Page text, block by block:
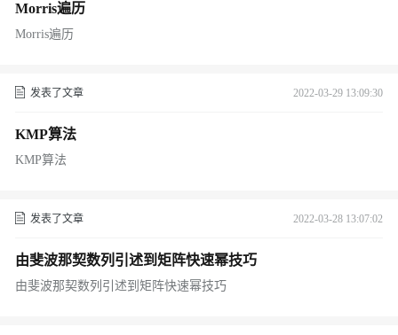
Morris遍历
Morris遍历
发表了文章 2022-03-29 13:09:30
KMP算法
KMP算法
发表了文章 2022-03-28 13:07:02
由斐波那契数列引述到矩阵快速幂技巧
由斐波那契数列引述到矩阵快速幂技巧